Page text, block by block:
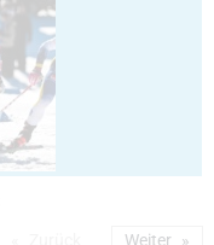
Weiter